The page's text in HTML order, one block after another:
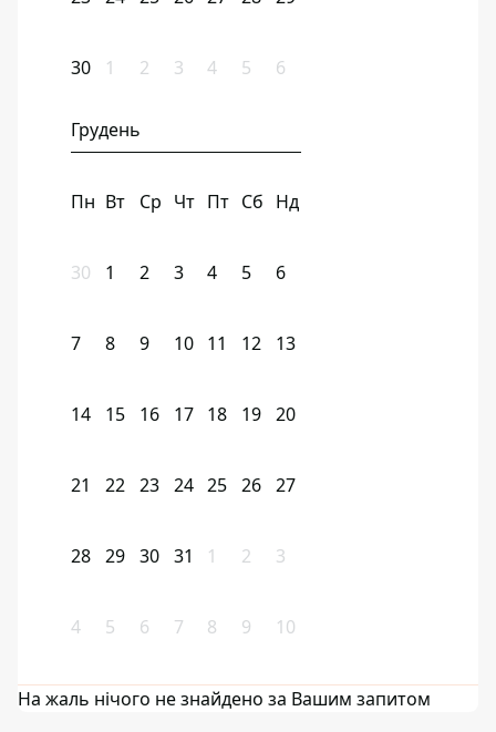
30 1 2 3 4 5 6
Грудень
Пн Вт Ср Чт Пт Сб Нд
30 1 2 3 4 5 6
7 8 9 10 11 12 13
14 15 16 17 18 19 20
21 22 23 24 25 26 27
28 29 30 31 1 2 3
4 5 6 7 8 9 10
На жаль нічого не знайдено за Вашим запитом